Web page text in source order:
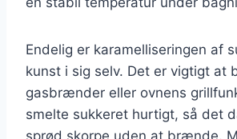
Endelig er karamelliseringen af
kunst i sig selv. Det er vigtigt at
gasbrænder eller ovnens
smelte sukkeret hurtigt, så det
sprød skorpe uden at brænde.